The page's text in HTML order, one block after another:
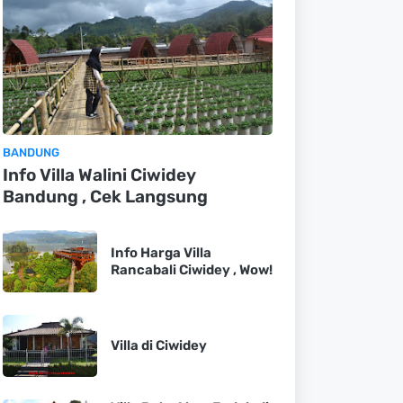
BANDUNG
Info Villa Walini Ciwidey
Bandung , Cek Langsung
Info Harga Villa
Rancabali Ciwidey , Wow!
Villa di Ciwidey